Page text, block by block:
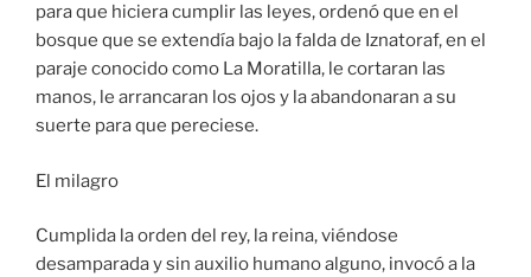
para que hiciera cumplir las leyes, ordenó que en el
bosque que se extendía bajo la falda de Iznatoraf, en el
paraje conocido como La Moratilla, le cortaran las
manos, le arrancaran los ojos y la abandonaran a su
suerte para que pereciese.
El milagro
Cumplida la orden del rey, la reina, viéndose
desamparada y sin auxilio humano alguno, invocó a la